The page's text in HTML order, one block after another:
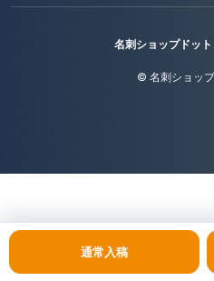
名刺ショップドッ
© 名刺ショッ
通常入稿